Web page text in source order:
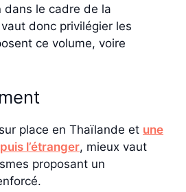
dans le cadre de la
donc privilégier les
ce volume, voire
place en Thaïlande et une
l’étranger, mieux vaut
proposant un